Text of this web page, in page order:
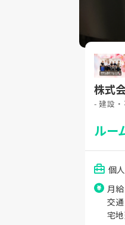
株式
- 建設
ルー
個
月
交
宅